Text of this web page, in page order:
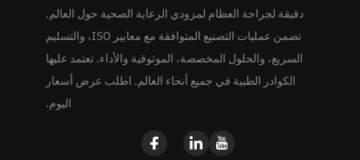
دقيقة لجراحة العظام لمزودي الرعاية الصحية حول العالم.
تضمن عمليات التصنيع المتوافقة مع معايير ISO، والتسليم
السريع، والحلول المخصصة، الموثوقية والأداء. تعتمد عليها
الكوادر الطبية في جميع أنحاء العالم. اطلب عرض أسعار
اليوم.